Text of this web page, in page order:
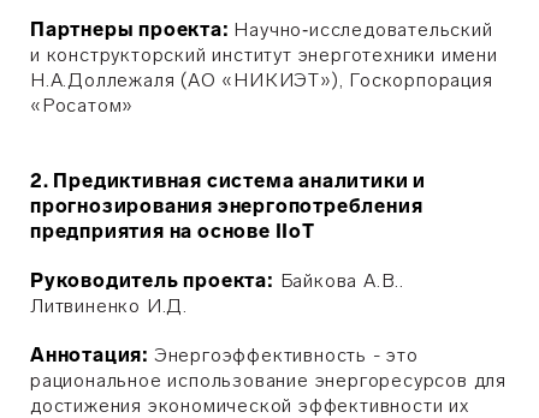
Партнеры проекта: Научно‑исследовательский
и конструкторский институт энерготехники имени
Н.А.Доллежаля (АО «НИКИЭТ»), Госкорпорация
«Росатом»
2. Предиктивная система аналитики и
прогнозирования энергопотребления
предприятия на основе IIoT
Руководитель проекта: Байкова А.В..
Литвиненко И.Д.
Аннотация: Энергоэффективность - это
рациональное использование энергоресурсов для
достижения экономической эффективности их